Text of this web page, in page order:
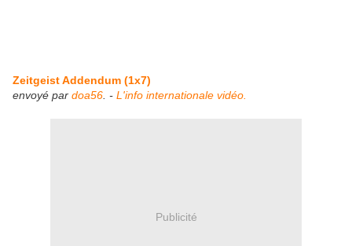
Zeitgeist Addendum (1x7)
envoyé par doa56 . - L'info internationale vidéo.
Publicité